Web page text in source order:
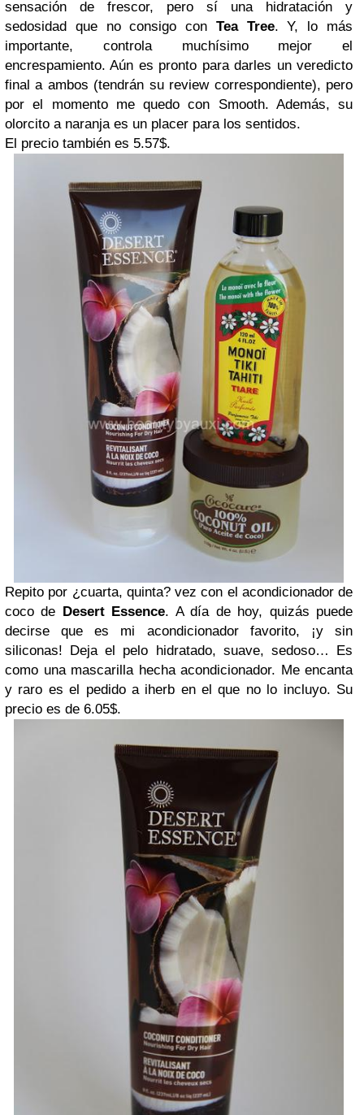
sensación de frescor, pero sí una hidratación y
sedosidad que no consigo con Tea Tree. Y, lo más
importante, controla muchísimo mejor el
encrespamiento. Aún es pronto para darles un veredicto
final a ambos (tendrán su review correspondiente), pero
por el momento me quedo con Smooth. Además, su
olorcito a naranja es un placer para los sentidos.
El precio también es 5.57$.
Repito por ¿cuarta, quinta? vez con el acondicionador de
coco de Desert Essence. A día de hoy, quizás puede
decirse que es mi acondicionador favorito, ¡y sin
siliconas! Deja el pelo hidratado, suave, sedoso… Es
como una mascarilla hecha acondicionador. Me encanta
y raro es el pedido a iherb en el que no lo incluyo. Su
precio es de 6.05$.